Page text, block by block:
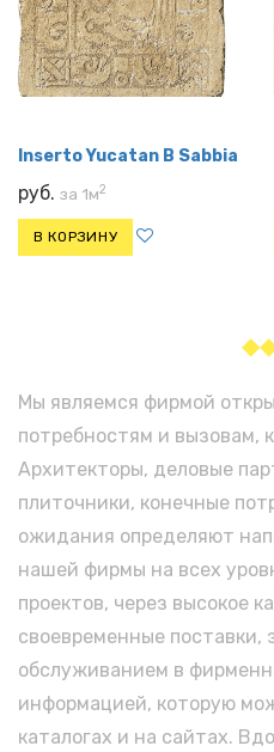
Inserto Yucatan B Sabbia
руб. за 1м2
В КОРЗИНУ
Мы являемся фирмой
потребностям и вызовам,
Архитекторы, деловые
плиточники, конечные
ожидания определяют
нашей фирмы на всех
проектов, через высокое
своевременные поставки,
обслуживанием в
информацией, которую
каталогах и на сайтах.